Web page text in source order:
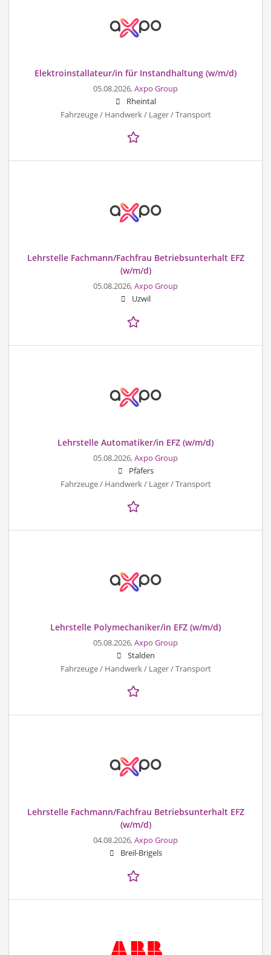
Elektroinstallateur/in für Instandhaltung (w/m/d)
05.08.2026,Axpo Group
Rheintal
Fahrzeuge / Handwerk / Lager / Transport
Lehrstelle Fachmann/Fachfrau Betriebsunterhalt EFZ
(w/m/d)
05.08.2026,Axpo Group
Uzwil
Lehrstelle Automatiker/in EFZ (w/m/d)
05.08.2026,Axpo Group
Pfäfers
Fahrzeuge / Handwerk / Lager / Transport
Lehrstelle Polymechaniker/in EFZ (w/m/d)
05.08.2026,Axpo Group
Stalden
Fahrzeuge / Handwerk / Lager / Transport
Lehrstelle Fachmann/Fachfrau Betriebsunterhalt EFZ
(w/m/d)
04.08.2026,Axpo Group
Breil-Brigels